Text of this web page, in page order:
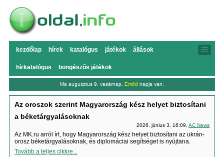
kezdőlap hírek katalógus játékok állások
hírkatalógus böngészős játékok
Ma augusztus 9, vasárnap, Emőd napja van.
Az oroszok szerint Magyarország kész helyet biztosítani
a béketárgyalásoknak
2026. június 3. 16:09,AC News
Az MK.ru arról írt, hogy Magyarország kész helyet biztosítani az ukrán-
orosz béketárgyalásoknak, és diplomáciai segítséget is nyújtana.
Tovább a teljes cikkre...